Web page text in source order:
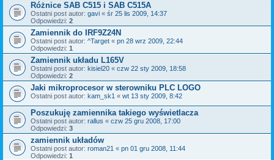
Różnice SAB C515 i SAB C515A
Ostatni post autor: gavi « śr 25 lis 2009, 14:37
Odpowiedzi: 2
Zamiennik do IRF9Z24N
Ostatni post autor: ^Target « pn 28 wrz 2009, 22:44
Odpowiedzi: 1
Zamiennik układu L165V
Ostatni post autor: kisiel20 « czw 22 sty 2009, 18:58
Odpowiedzi: 2
Jaki mikroprocesor w sterowniku PLC LOGO
Ostatni post autor: kam_sk1 « wt 13 sty 2009, 8:42
Poszukuję zamiennika takiego wyświetlacza
Ostatni post autor: rallus « czw 25 gru 2008, 17:00
Odpowiedzi: 3
zamiennik układów
Ostatni post autor: roman21 « pn 01 gru 2008, 11:44
Odpowiedzi: 1